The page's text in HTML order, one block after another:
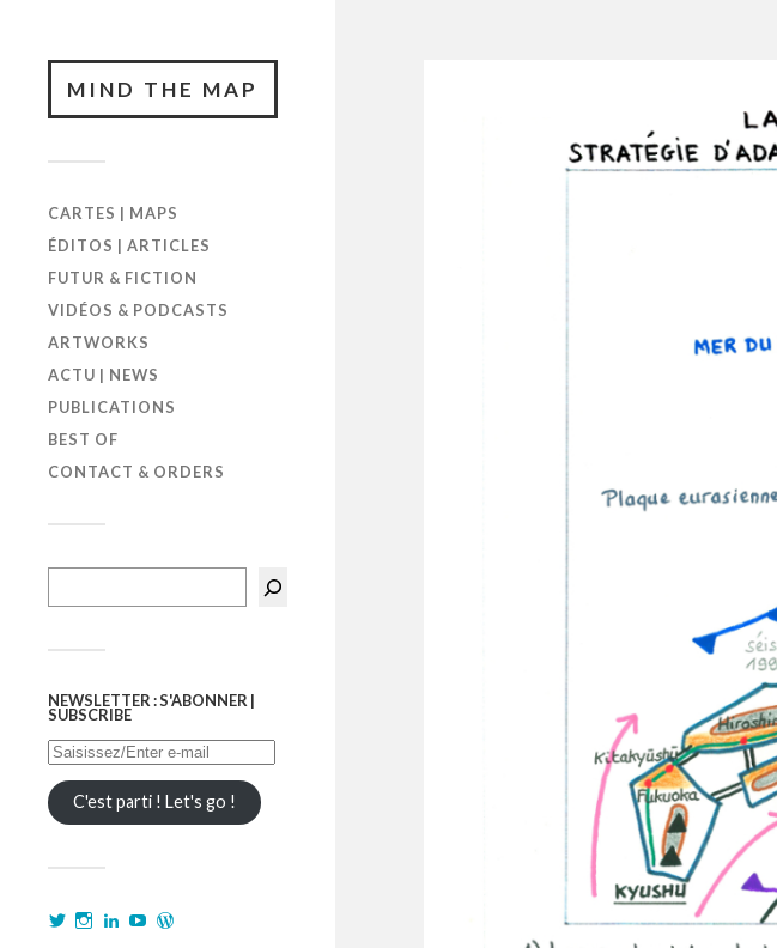
MIND THE MAP
CARTES | MAPS
ÉDITOS | ARTICLES
FUTUR & FICTION
VIDÉOS & PODCASTS
ARTWORKS
ACTU | NEWS
PUBLICATIONS
BEST OF
CONTACT & ORDERS
NEWSLETTER : S'ABONNER |
SUBSCRIBE
C'est parti ! Let's go !